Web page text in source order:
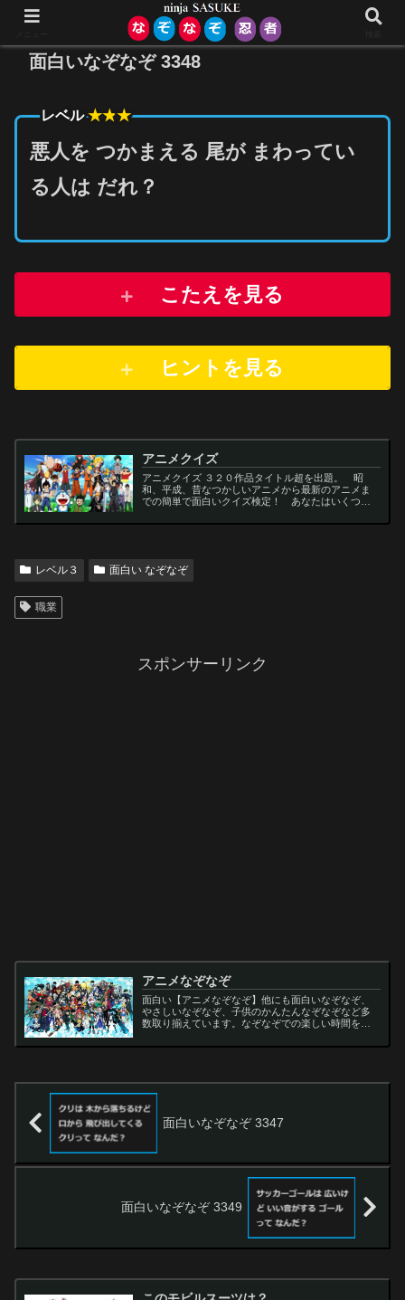
面白いなぞなぞ 3348
レベル★★★
悪人を つかまえる 尾が まわってい
る人は だれ？
こたえを見る
ヒントを 見る
アニメクイズ
アニメクイズ ３２０作品タイトル超を出題。 昭
和、平成、昔なつかしいアニメから最新のアニメま
での簡単で面白いクイズ検定！ あなたはいくつわ
ど一問一答から3択・4択問題までの小学生の簡単問
レベル３ 面白い なぞなぞ
職業
スポンサーリンク
アニメなぞなぞ
面白い【アニメなぞなぞ】他にも面白いなぞなぞ、
やさしいなぞなぞ、子供のかんたんなぞなぞなど多
数取り揃えています。なぞなぞでの楽しい時間をお
面白いなぞなぞ 3347
面白いなぞなぞ 3349